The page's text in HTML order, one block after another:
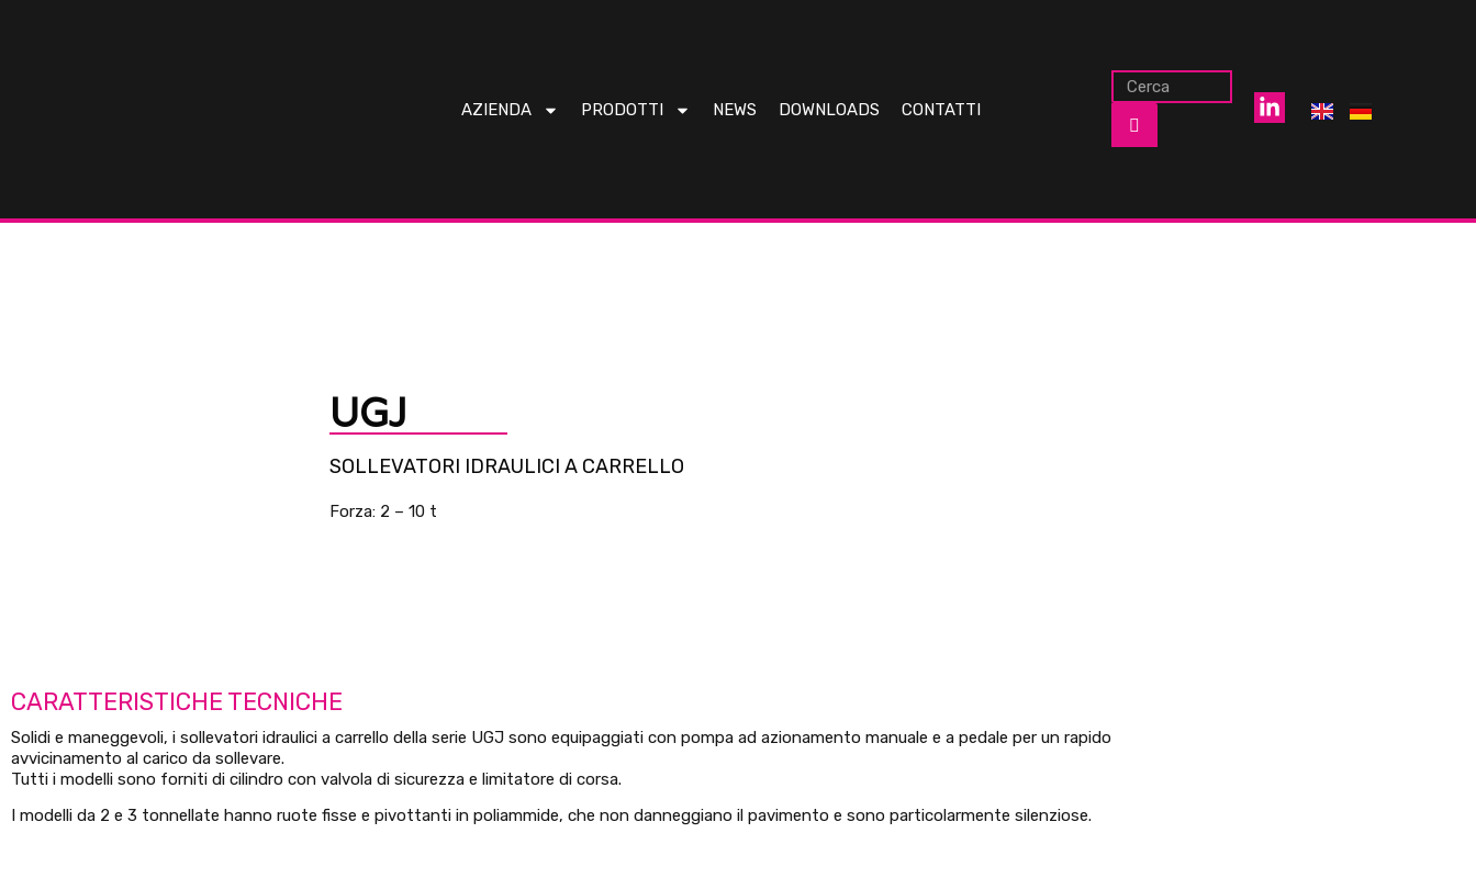
AZIENDA PRODOTTI NEWS DOWNLOADS CONTATTI
UGJ
SOLLEVATORI IDRAULICI A CARRELLO
Forza: 2 – 10 t
CARATTERISTICHE TECNICHE
Solidi e maneggevoli, i sollevatori idraulici a carrello della serie UGJ sono equipaggiati con pompa ad azionamento manuale e a pedale per un rapido
avvicinamento al carico da sollevare.
Tutti i modelli sono forniti di cilindro con valvola di sicurezza e limitatore di corsa.
I modelli da 2 e 3 tonnellate hanno ruote fisse e pivottanti in poliammide, che non danneggiano il pavimento e sono particolarmente silenziose.